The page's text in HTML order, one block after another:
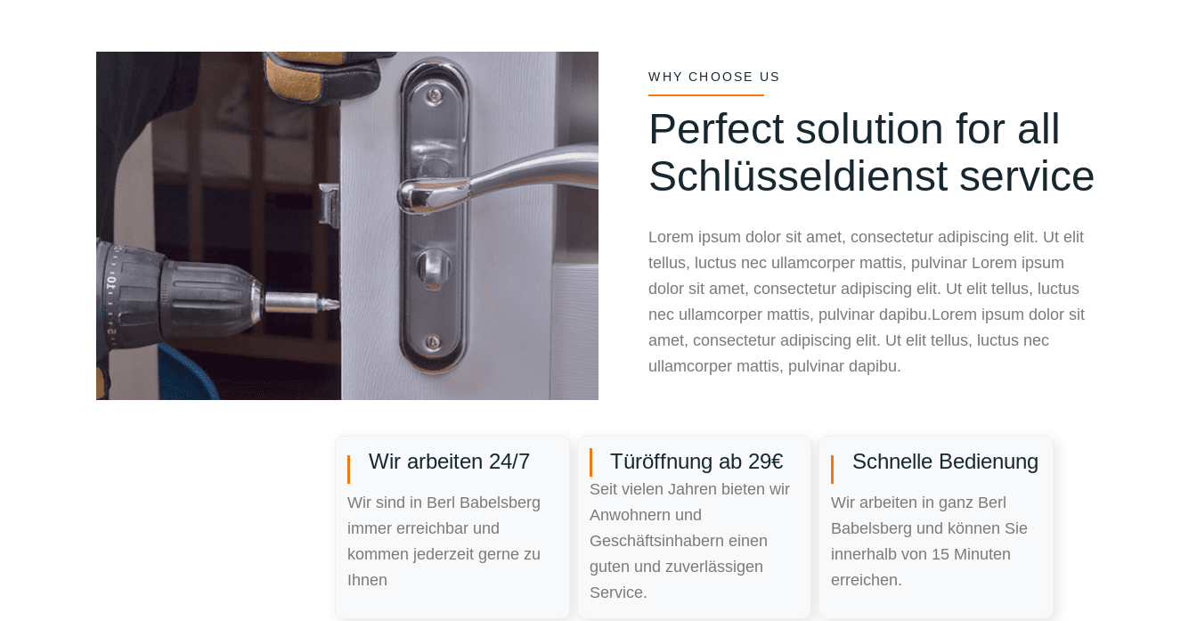
WHY CHOOSE US
Perfect solution for all
Schlüsseldienst service
Lorem ipsum dolor sit amet, consectetur adipiscing elit. Ut elit
tellus, luctus nec ullamcorper mattis, pulvinar Lorem ipsum
dolor sit amet, consectetur adipiscing elit. Ut elit tellus, luctus
nec ullamcorper mattis, pulvinar dapibu.Lorem ipsum dolor sit
amet, consectetur adipiscing elit. Ut elit tellus, luctus nec
ullamcorper mattis, pulvinar dapibu.
Wir arbeiten 24/7
Wir sind in Berl Babelsberg
immer erreichbar und
kommen jederzeit gerne zu
Ihnen
Türöffnung ab 29€
Seit vielen Jahren bieten wir
Anwohnern und
Geschäftsinhabern einen
guten und zuverlässigen
Service.
Schnelle Bedienung
Wir arbeiten in ganz Berl
Babelsberg und können Sie
innerhalb von 15 Minuten
erreichen.